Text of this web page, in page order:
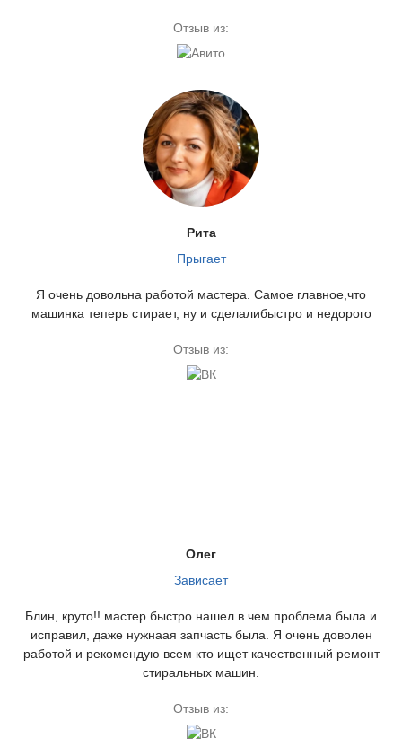
Отзыв из:
Рита
Прыгает
Я очень довольна работой мастера. Самое главное,что
машинка теперь стирает, ну и сделалибыстро и недорого
Отзыв из:
Олег
Зависает
Блин, круто!! мастер быстро нашел в чем проблема была и
исправил, даже нужнаая запчасть была. Я очень доволен
работой и рекомендую всем кто ищет качественный ремонт
стиральных машин.
Отзыв из: